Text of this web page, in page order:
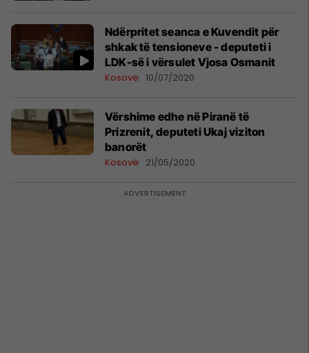
Ndërpritet seanca e Kuvendit për
shkak të tensioneve - deputeti i
LDK-së i vërsulet Vjosa Osmanit
Kosovë 10/07/2020
Vërshime edhe në Piranë të
Prizrenit, deputeti Ukaj viziton
banorët
Kosovë 21/05/2020